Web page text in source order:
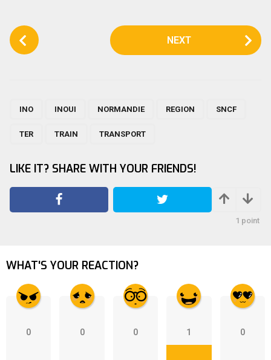
P
o
a
t
i
NEXT
INO INOUI NORMANDIE REGION SNCF
TER TRAIN TRANSPORT
LIKE IT? SHARE WITH YOUR FRIENDS!
1 point
WHAT'S YOUR REACTION?
0 0 0 1 0